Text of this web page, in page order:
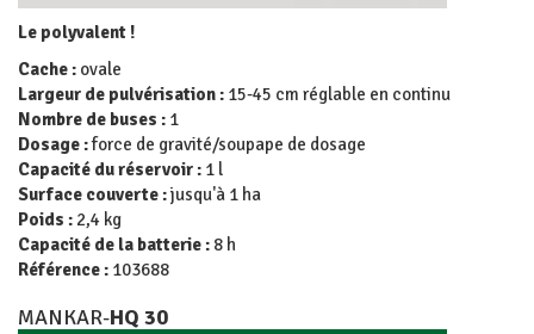
Le polyvalent !
Cache : ovale
Largeur de pulvérisation : 15-45 cm réglable en continu
Nombre de buses : 1
Dosage :force de gravité/soupape de dosage
Capacité du réservoir : 1 l
Surface couverte :jusqu'à 1 ha
Poids : 2,4 kg
Capacité de la batterie : 8 h
Référence : 103688
MANKAR-HQ 30